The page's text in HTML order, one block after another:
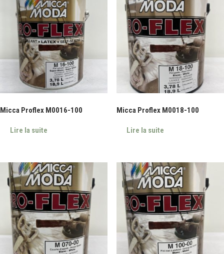
Micca Proflex M0016-100
Lire la suite
Micca Proflex M0018-100
Lire la suite